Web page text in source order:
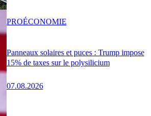
Panneaux solaires et puces : Trump impose
15% de taxes sur le polysilicium
07.08.2026
PROÉCONOMIE